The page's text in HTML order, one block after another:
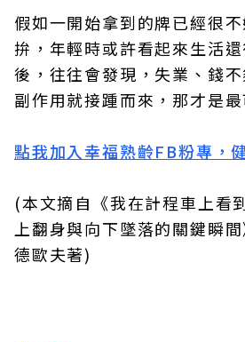
假如一開始拿到的牌已經很
拚，年輕時或許看起來生活
後，往往會發現，失業、錢
副作用就接踵而來，那才是最
點我加入幸福熟齡FB粉專，
(本文摘自《我在計程車上看
上翻身與向下墜落的關鍵瞬
德歐夫著)